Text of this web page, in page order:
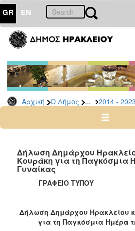
GR EN
Αρχική Ο Δήμος ... 2014 - 2023
ΔΗΜΟΣ
Δήμαρχος
Ομιλίες
-
Χαιρετισμοί
-
2024
-
2014
-
-
2013
Δήλωση Δημάρχου
Κουράκη για τη Παγκόσμια
Γυναίκας
ΓΡΑΦΕΙΟ ΤΥΠΟΥ
Δήλωση Δημάρχου Ηρακλείου
για τη Παγκόσμια Ημέρα